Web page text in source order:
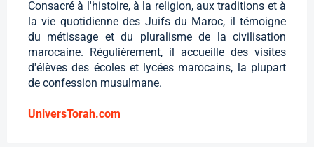
Consacré à l'histoire, à la religion, aux traditions et à
la vie quotidienne des Juifs du Maroc, il témoigne
du métissage et du pluralisme de la civilisation
marocaine. Régulièrement, il accueille des visites
d'élèves des écoles et lycées marocains, la plupart
de confession musulmane.
UniversTorah.com